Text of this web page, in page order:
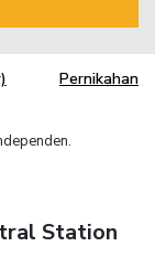
Pernikahan
Station